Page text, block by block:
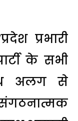
प्रभारी
के सभी
अलग से